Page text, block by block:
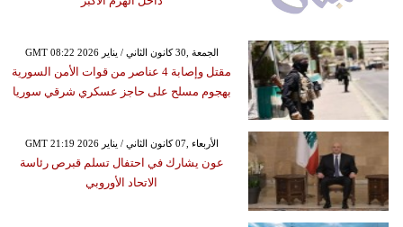
GMT 08:22 2026 الجمعة ,30 كانون الثاني / يناير
مقتل وإصابة 4 عناصر من قوات الأمن السورية
بهجوم مسلح على حاجز عسكري شرقي سوريا
GMT 21:19 2026 الأربعاء ,07 كانون الثاني / يناير
عون يشارك في احتفال تسلم قبرص رئاسة
الاتحاد الأوروبي